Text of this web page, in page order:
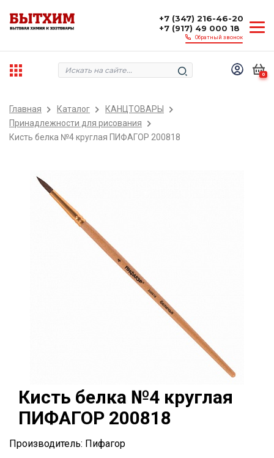
+7 (347) 216-46-20
+7 (917) 49 000 18
Обратный звонок
0
Главная Каталог
КАНЦТОВАРЫ
Принадлежности для рисования
Кисть белка №4 круглая ПИФАГОР 200818
Кисть белка №4 круглая
ПИФАГОР 200818
Производитель: Пифагор